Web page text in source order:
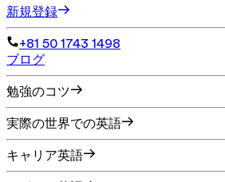
新規登録
+81 50 1743 1498
ブログ
勉強のコツ
実際の世界での英語
キャリア英語